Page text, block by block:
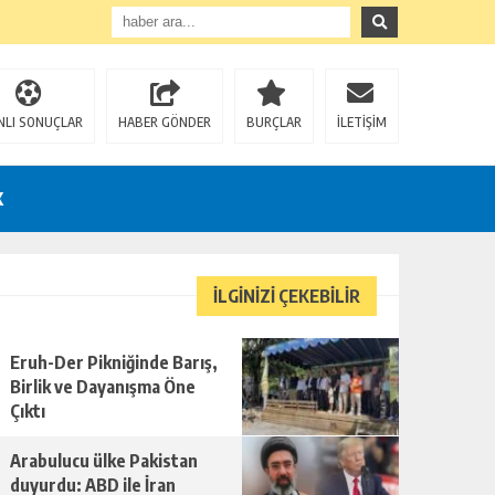
SONUÇLAR HABER GÖNDER BURÇLAR İLETİŞİM
İLGİNİZİ ÇEKEBİLİR
Eruh-Der Pikniğinde Barış,
Birlik ve Dayanışma Öne
Çıktı
Arabulucu ülke Pakistan
duyurdu: ABD ile İran